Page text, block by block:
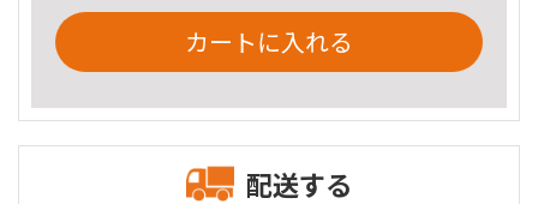
カートに入れる
配送する